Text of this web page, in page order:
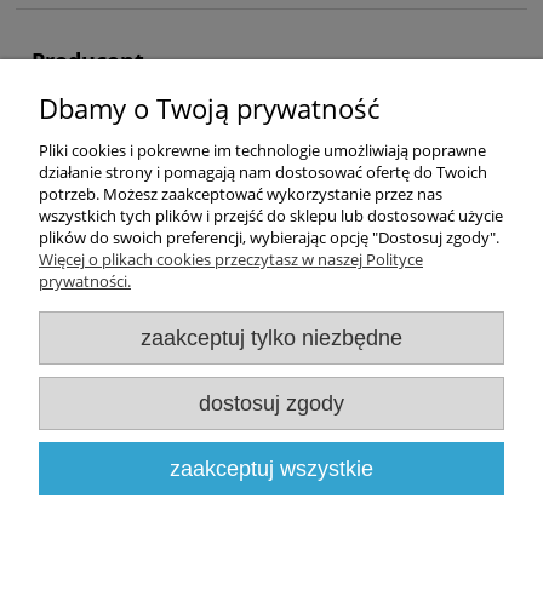
Producent
Magdalena Piechowiak, Ornamenti
Karola Szymanowskiego 9
64-800 Chodzież, Polska
ornamenti.pl@gmail.com
Pomoc
Moje konto
Informacje
Dbamy o Twoją prywatność
Pliki cookies i pokrewne im technologie umożliwiają poprawne
działanie strony i pomagają nam dostosować ofertę do Twoich
potrzeb. Możesz zaakceptować wykorzystanie przez nas
wszystkich tych plików i przejść do sklepu lub dostosować użycie
plików do swoich preferencji, wybierając opcję "Dostosuj zgody".
Więcej o plikach cookies przeczytasz w naszej Polityce
prywatności.
zaakceptuj tylko niezbędne
dostosuj zgody
zaakceptuj wszystkie